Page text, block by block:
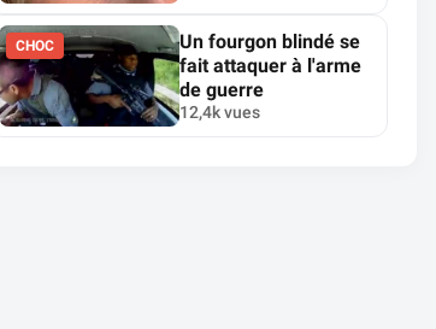
CHOC
Un fourgon blindé se
fait attaquer à l'arme
de guerre
12,4k vues